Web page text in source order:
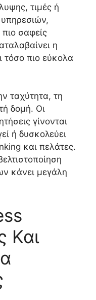
τιμές ή
σαφείς
η
τόσο πιο εύκολα
ταχύτητα, τη
δομή. Οι
γίνονται
ή δυσκολεύει
και πελάτες.
κάνει μεγάλη
Και